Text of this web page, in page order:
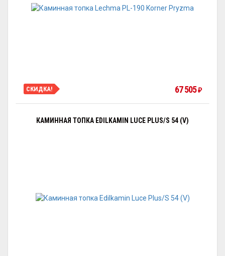
СКИДКА! 67 505₽
КАМИННАЯ ТОПКА EDILKAMIN LUCE PLUS/S 54 (V)